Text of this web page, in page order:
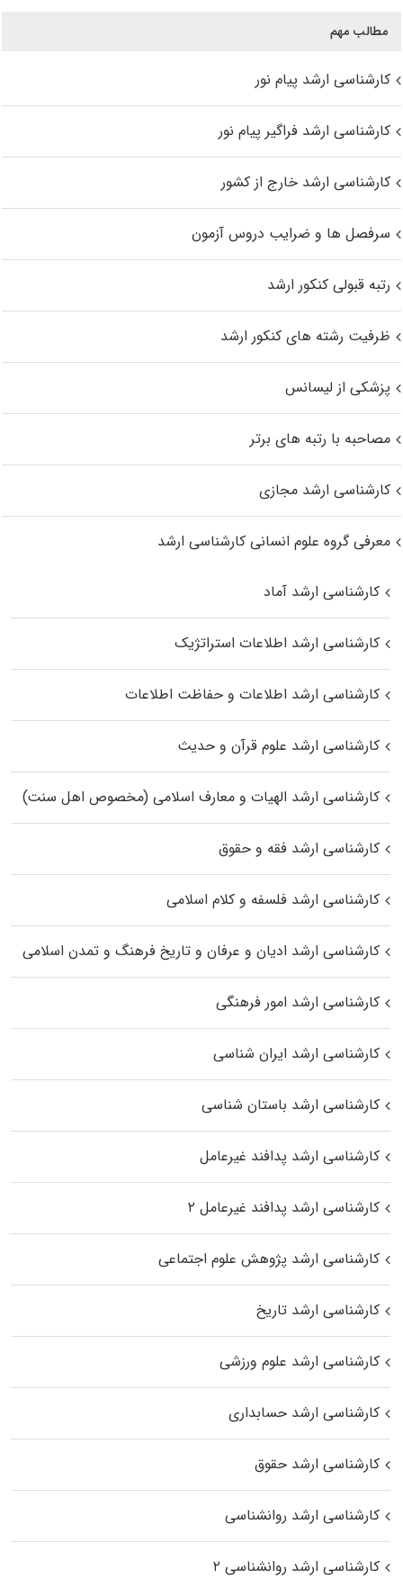
مطالب مهم
کارشناسی ارشد پیام نور
کارشناسی ارشد فراگیر پیام نور
کارشناسی ارشد خارج از کشور
سرفصل ها و ضرایب دروس آزمون
رتبه قبولی کنکور ارشد
ظرفیت رشته های کنکور ارشد
پزشکی از لیسانس
مصاحبه با رتبه های برتر
کارشناسی ارشد مجازی
معرفی گروه علوم انسانی کارشناسی ارشد
کارشناسی ارشد آماد
کارشناسی ارشد اطلاعات استراتژیک
کارشناسی ارشد اطلاعات و حفاظت اطلاعات
کارشناسی ارشد علوم قرآن و حدیث
کارشناسی ارشد الهیات و معارف اسلامی (مخصوص اهل سنت)
کارشناسی ارشد فقه و حقوق
کارشناسی ارشد فلسفه و کلام اسلامی
کارشناسی ارشد ادیان و عرفان و تاریخ فرهنگ و تمدن اسلامی
کارشناسی ارشد امور فرهنگی
کارشناسی ارشد ایران شناسی
کارشناسی ارشد باستان شناسی
کارشناسی ارشد پدافند غیرعامل
کارشناسی ارشد پدافند غیرعامل ۲
کارشناسی ارشد پژوهش علوم اجتماعی
کارشناسی ارشد تاریخ
کارشناسی ارشد علوم ورزشی
کارشناسی ارشد حسابداری
کارشناسی ارشد حقوق
کارشناسی ارشد روانشناسی
کارشناسی ارشد روانشناسی ۲